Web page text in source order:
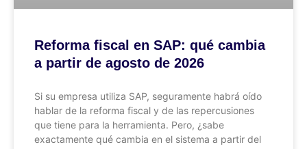
Reforma fiscal en SAP: qué cambia
a partir de agosto de 2026
Si su empresa utiliza SAP, seguramente habrá oído
hablar de la reforma fiscal y de las repercusiones
que tiene para la herramienta. Pero, ¿sabe
exactamente qué cambia en el sistema a partir del